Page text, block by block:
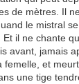
de mètres. Il
le mistral
il ne chante
avant, jamais
femelle, et meurt.
une tige